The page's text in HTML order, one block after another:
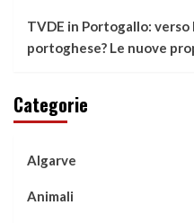
TVDE in Portogallo: verso
portoghese? Le nuove
Categorie
Algarve
Animali